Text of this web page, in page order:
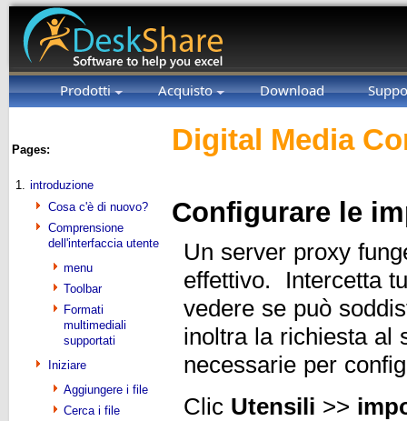
Prodotti Acquisto Download
Pages:
1. introduzione
Cosa c'è di nuovo?
Comprensione
dell'interfaccia utente
menu
Toolbar
Formati
multimediali
supportati
Iniziare
Aggiungere i file
Cerca i file
Digital Media
Configurare le
Un server proxy
effettivo. Intercetta
vedere se può
inoltra la richiesta al
necessarie per
Clic Utensili >>